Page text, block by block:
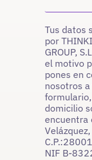
Tus datos
por
GROUP,
el motivo
pones en
nosotros
domicilio
encuentra
NIF B-